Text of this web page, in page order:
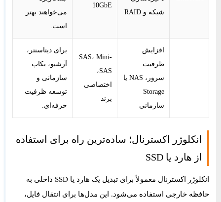
شبکه و RAID
10GbE
می‌خواهند بهتر
است.
افزایش
ظرفیت
سرور، NAS یا
Storage
سازمانی
SAS، Mini-
SAS،
اختصاصی
برند
برای دیتاسنتر،
آرشیو، بکاپ
سازمانی و
توسعه ظرفیت
حرفه‌ای.
انکلوژر اکسترنال؛ ساده‌ترین راه برای استفاده
از هارد یا SSD
انکلوژر اکسترنال معمولاً برای تبدیل یک هارد یا SSD داخلی به
حافظه خارجی استفاده می‌شود. این مدل‌ها برای انتقال فایل،